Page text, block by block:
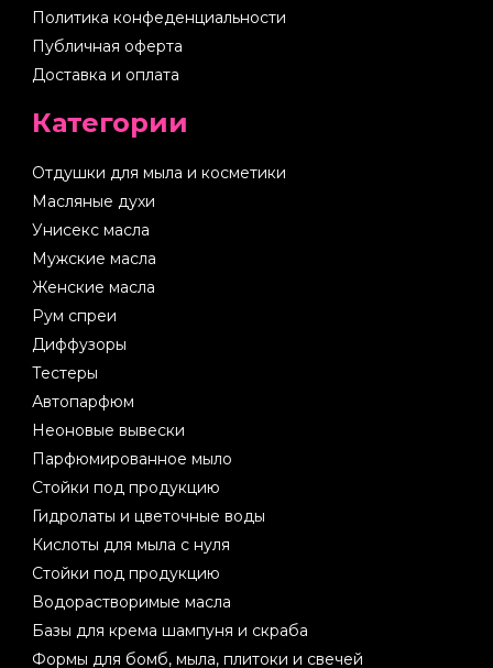
Политика конфеденциальности
Публичная оферта
Доставка и оплата
Категории
Отдушки для мыла и косметики
Масляные духи
Унисекс масла
Мужские масла
Женские масла
Рум спреи
Диффузоры
Тестеры
Автопарфюм
Неоновые вывески
Парфюмированное мыло
Стойки под продукцию
Гидролаты и цветочные воды
Кислоты для мыла с нуля
Стойки под продукцию
Водорастворимые масла
Базы для крема шампуня и скраба
Формы для бомб, мыла, плитоки и свечей